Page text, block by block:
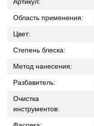
Область применения:
Цвет:
Степень блеска:
Метод нанесения:
Разбавитель:
Очистка
инструментов: